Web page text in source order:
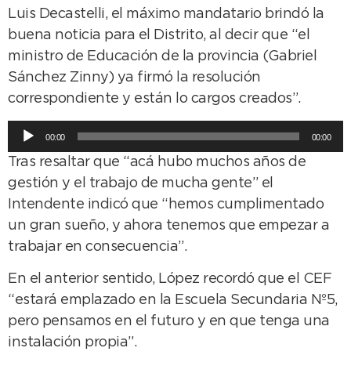
Luis Decastelli, el máximo mandatario brindó la
buena noticia para el Distrito, al decir que “el
ministro de Educación de la provincia (Gabriel
Sánchez Zinny) ya firmó la resolución
correspondiente y están lo cargos creados”.
Reproductor
de
00:00 00:00
Tras resaltar que “acá hubo muchos años de
gestión y el trabajo de mucha gente” el
Intendente indicó que “hemos cumplimentado
un gran sueño, y ahora tenemos que empezar a
trabajar en consecuencia”.
En el anterior sentido, López recordó que el CEF
“estará emplazado en la Escuela Secundaria Nº5,
pero pensamos en el futuro y en que tenga una
instalación propia”.